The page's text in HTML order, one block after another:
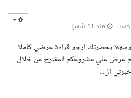
منذ 11 شهرا
وسهلا بحضرتك ارجو قراءة عرضي كاملا
عرض علي مشروعكم المقترح من خلال
ال...